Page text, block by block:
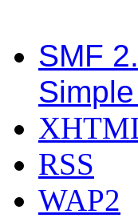
SMF
RSS
WAP2